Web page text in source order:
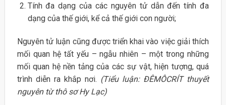
Tính đa dạng của các nguyên tử dẫn đến tính đa
dạng của thế giới, kể cả thế giới con người;
Nguyên tử luận cũng được triển khai vào việc giải thích
mối quan hệ tất yếu – ngẫu nhiên – một trong những
mối quan hệ nền tảng của các sự vật, hiện tượng, quá
trình diễn ra khắp nơi. (Tiểu luận: ĐÊMÔCRÍT thuyết
nguyên từ thô sơ Hy Lạc)